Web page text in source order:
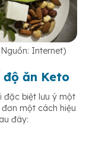
Internet)
độ ăn Keto
đặc biệt lưu ý một
một cách hiệu
đây: